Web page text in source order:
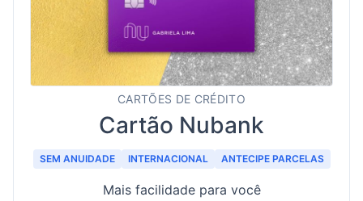
CARTÕES DE CRÉDITO
Cartão Nubank
SEM ANUIDADE INTERNACIONAL ANTECIPE PARCELAS
Mais facilidade para você